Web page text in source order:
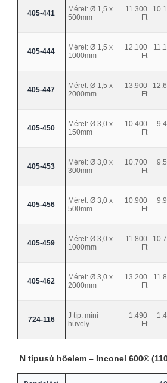
405-441
Méret: Ø 1,5 x
500mm
11.300
Ft
405-444
Méret: Ø 1,5 x
1000mm
12.100
Ft
405-447
Méret: Ø 1,5 x
2000mm
13.900
Ft
405-450
Méret: Ø 3,0 x
150mm
10.400
Ft
405-453
Méret: Ø 3,0 x
300mm
10.700
Ft
405-456
Méret: Ø 3,0 x
500mm
10.900
Ft
405-459
Méret: Ø 3,0 x
1000mm
11.800
Ft
405-462
Méret: Ø 3,0 x
2000mm
13.200
Ft
724-116
J típ. mini
hüvely
1.490
Ft
N típusú hőelem – Inconel 600®